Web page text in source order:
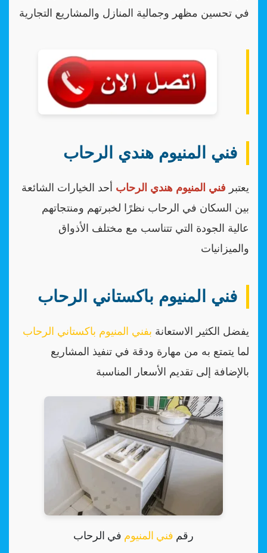
في تحسين مظهر وجمالية المنازل والمشاريع التجارية
فني المنيوم هندي الرحاب
يعتبر فني المنيوم هندي الرحاب أحد الخيارات الشائعة
بين السكان في الرحاب نظرًا لخبرتهم ومنتجاتهم
عالية الجودة التي تتناسب مع مختلف الأذواق
والميزانيات
فني المنيوم باكستاني الرحاب
يفضل الكثير الاستعانة بفني المنيوم باكستاني الرحاب
لما يتمتع به من مهارة ودقة في تنفيذ المشاريع
بالإضافة إلى تقديم الأسعار المناسبة
رقم فني المنيوم في الرحاب